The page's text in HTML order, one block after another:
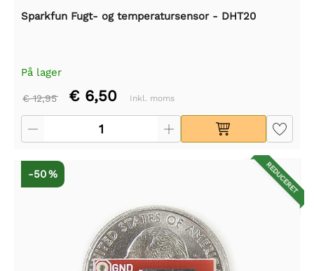
Sparkfun Fugt- og temperatursensor - DHT20
På lager
€ 12,95 € 6,50 Inkl. moms
REDUCERET
-50 %